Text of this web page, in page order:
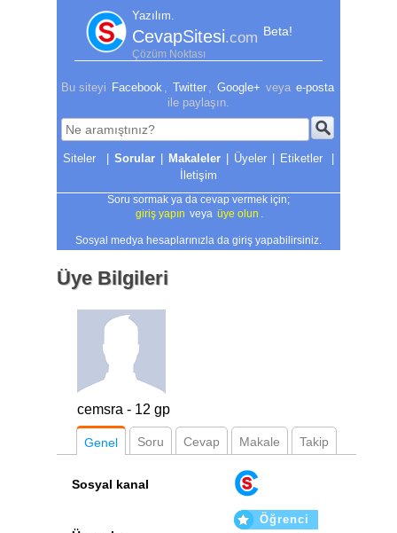
Yazılım.
CevapSitesi.com Beta!
Çözüm Noktası
Bu siteyi Facebook Twitter Google+ veya e-posta
ile paylaşın.
| Sorular | Makaleler | Üyeler | Etiketler
|
İletişim
Soru sormak ya da cevap vermek için;
giriş yapın veya üye olun
Sosyal medya hesaplarınızla da giriş yapabilirsiniz.
Üye Bilgileri
cemsra - 12 gp
Genel Soru Cevap Makale Takip
Sosyal kanal
Öğrenci